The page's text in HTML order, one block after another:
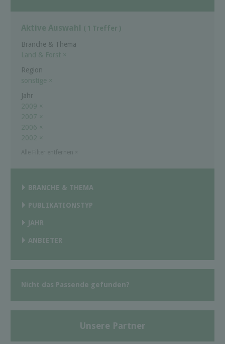
Aktive Auswahl ( 1 Treffer )
Branche & Thema
Land & Forst ×
Region
sonstige ×
Jahr
2009 ×
2007 ×
2006 ×
2002 ×
BRANCHE & THEMA
PUBLIKATIONSTYP
JAHR
ANBIETER
Nicht das Passende gefunden?
Unsere Partner